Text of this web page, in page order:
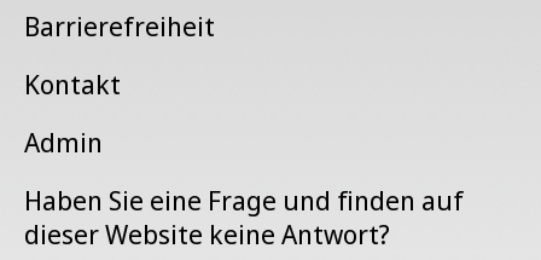
Barrierefreiheit
Kontakt
Admin
Haben Sie eine Frage und finden auf
dieser Website keine Antwort?